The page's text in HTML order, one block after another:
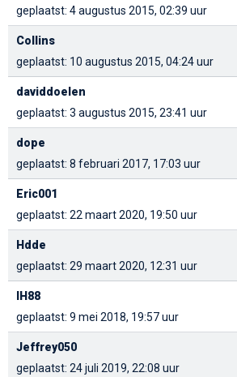
geplaatst: 4 augustus 2015, 02:39 uur
Collins
geplaatst: 10 augustus 2015, 04:24 uur
daviddoelen
geplaatst: 3 augustus 2015, 23:41 uur
dope
geplaatst: 8 februari 2017, 17:03 uur
Eric001
geplaatst: 22 maart 2020, 19:50 uur
Hdde
geplaatst: 29 maart 2020, 12:31 uur
IH88
geplaatst: 9 mei 2018, 19:57 uur
Jeffrey050
geplaatst: 24 juli 2019, 22:08 uur